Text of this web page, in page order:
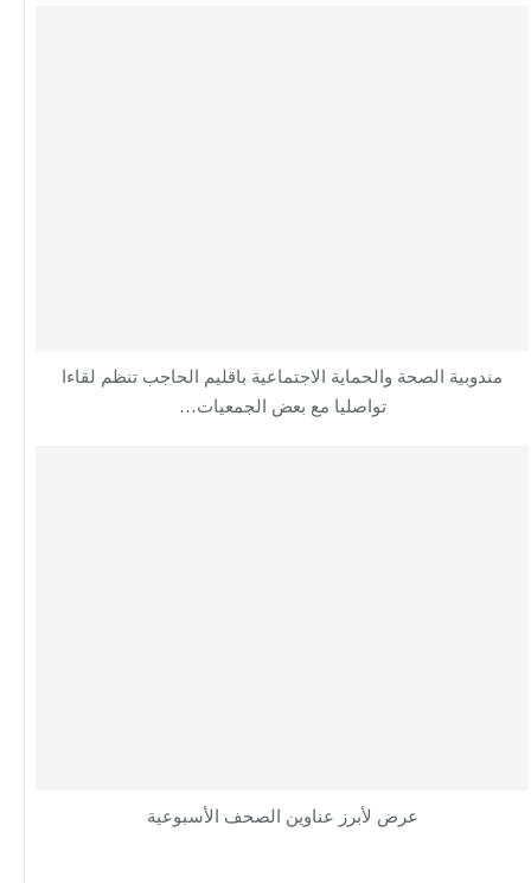
مندوبية الصحة والحماية الاجتماعية باقليم الحاجب تنظم لقاءا
تواصليا مع بعض الجمعيات…
عرض لأبرز عناوين الصحف الأسبوعية